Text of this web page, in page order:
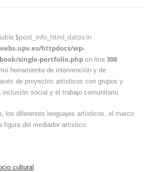
$post_info_html_datos in
httpdocs/wp-
single-portfolio.phpon line308
herramienta de intervención y de
de proyectos artísticos con grupos y
social y el trabajo comunitario.
los diferentes lenguajes artísticos, el marco
figura del mediador artístico.
cultural